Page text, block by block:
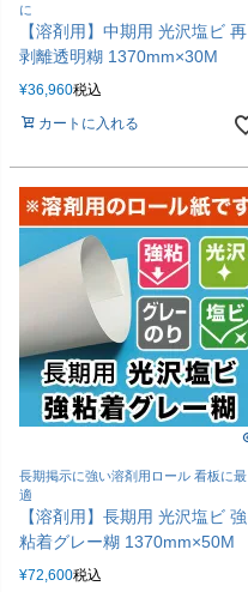
に
【溶剤用】中期用 光沢塩ビ 再
剥離透明糊 1370mm×30M
¥36,960税込
カートに入れる
長期掲示に強い溶剤用ロール 看板に最
適
【溶剤用】長期用 光沢塩ビ 強
粘着グレー糊 1370mm×50M
¥72,600税込